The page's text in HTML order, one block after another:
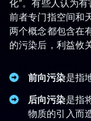
化”。有些人认为
前者专门指空间和
两个概念都包含在
的污染后，利益攸
前向污染是指
后向污染是指
物质的引入而